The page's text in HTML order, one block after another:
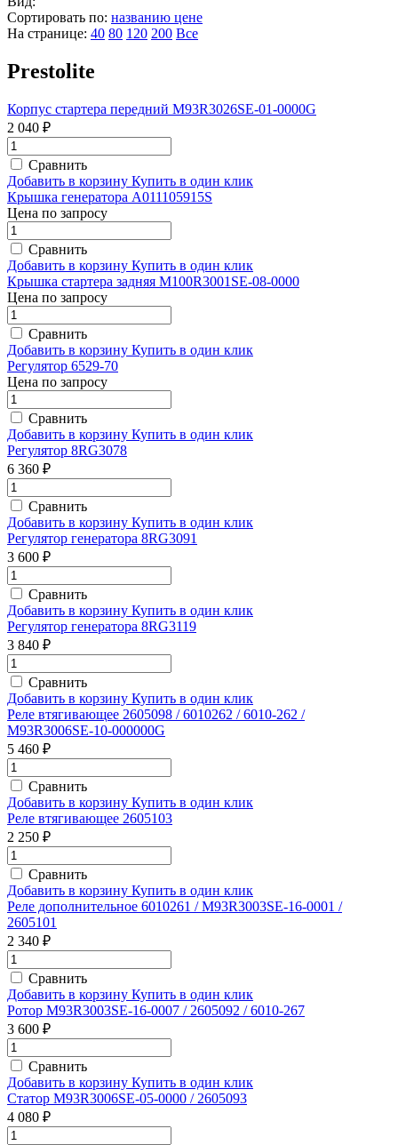
Сортировать по: названию цене
На странице: 40 80 120 200 Все
Prestolite
Корпус стартера передний M93R3026SE-01-0000G
2 040 ₽
Сравнить
Добавить в корзину Купить в один клик
Крышка генератора A011105915S
Цена по запросу
Сравнить
Добавить в корзину Купить в один клик
Крышка стартера задняя M100R3001SE-08-0000
Цена по запросу
Сравнить
Добавить в корзину Купить в один клик
Регулятор 6529-70
Цена по запросу
Сравнить
Добавить в корзину Купить в один клик
Регулятор 8RG3078
6 360 ₽
Сравнить
Добавить в корзину Купить в один клик
Регулятор генератора 8RG3091
3 600 ₽
Сравнить
Добавить в корзину Купить в один клик
Регулятор генератора 8RG3119
3 840 ₽
Сравнить
Добавить в корзину Купить в один клик
Реле втягивающее 2605098 / 6010262 / 6010-262 /
M93R3006SE-10-000000G
5 460 ₽
Сравнить
Добавить в корзину Купить в один клик
Реле втягивающее 2605103
2 250 ₽
Сравнить
Добавить в корзину Купить в один клик
Реле дополнительное 6010261 / M93R3003SE-16-0001 /
2605101
2 340 ₽
Сравнить
Добавить в корзину Купить в один клик
Ротор M93R3003SE-16-0007 / 2605092 / 6010-267
3 600 ₽
Сравнить
Добавить в корзину Купить в один клик
Статор M93R3006SE-05-0000 / 2605093
4 080 ₽